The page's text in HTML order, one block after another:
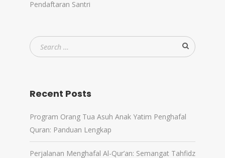
Pendaftaran Santri
Recent Posts
Program Orang Tua Asuh Anak Yatim Penghafal
Quran: Panduan Lengkap
Perjalanan Menghafal Al-Qur’an: Semangat Tahfidz